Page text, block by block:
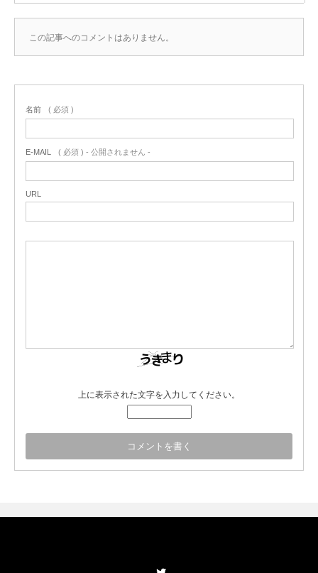
この記事へのコメントはありません。
名前 ( 必須 )
E-MAIL ( 必須 ) - 公開されません -
URL
上に表示された文字を入力してください。